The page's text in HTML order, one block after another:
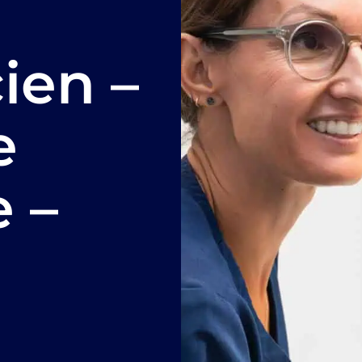
–
–